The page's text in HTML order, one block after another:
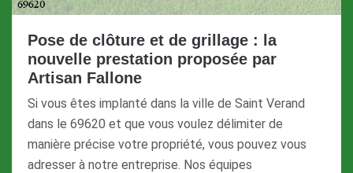
Pose de clôture et de grillage : la
nouvelle prestation proposée par
Artisan Fallone
Si vous êtes implanté dans la ville de Saint Verand
dans le 69620 et que vous voulez délimiter de
manière précise votre propriété, vous pouvez vous
adresser à notre entreprise. Nos équipes